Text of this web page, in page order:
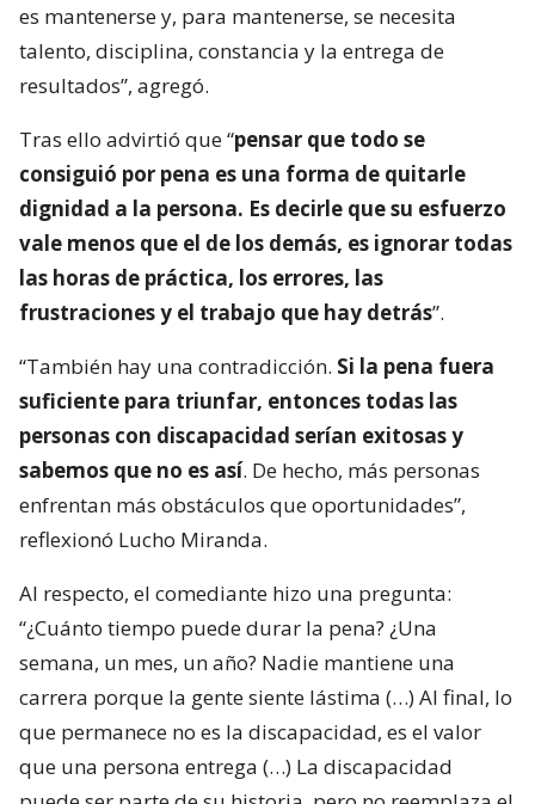
es mantenerse y, para mantenerse, se necesita
talento, disciplina, constancia y la entrega de
resultados”, agregó.
Tras ello advirtió que “pensar que todo se
consiguió por pena es una forma de quitarle
dignidad a la persona. Es decirle que su esfuerzo
vale menos que el de los demás, es ignorar todas
las horas de práctica, los errores, las
frustraciones y el trabajo que hay detrás”.
“También hay una contradicción. Si la pena fuera
suficiente para triunfar, entonces todas las
personas con discapacidad serían exitosas y
sabemos que no es así. De hecho, más personas
enfrentan más obstáculos que oportunidades”,
reflexionó Lucho Miranda.
Al respecto, el comediante hizo una pregunta:
“¿Cuánto tiempo puede durar la pena? ¿Una
semana, un mes, un año? Nadie mantiene una
carrera porque la gente siente lástima (…) Al final, lo
que permanece no es la discapacidad, es el valor
que una persona entrega (…) La discapacidad